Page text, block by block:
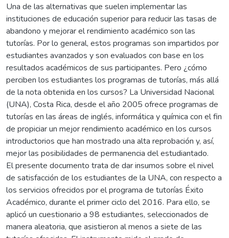
Una de las alternativas que suelen implementar las
instituciones de educación superior para reducir las tasas de
abandono y mejorar el rendimiento académico son las
tutorías. Por lo general, estos programas son impartidos por
estudiantes avanzados y son evaluados con base en los
resultados académicos de sus participantes. Pero ¿cómo
perciben los estudiantes los programas de tutorías, más allá
de la nota obtenida en los cursos? La Universidad Nacional
(UNA), Costa Rica, desde el año 2005 ofrece programas de
tutorías en las áreas de inglés, informática y química con el fin
de propiciar un mejor rendimiento académico en los cursos
introductorios que han mostrado una alta reprobación y, así,
mejor las posibilidades de permanencia del estudiantado.
El presente documento trata de dar insumos sobre el nivel
de satisfacción de los estudiantes de la UNA, con respecto a
los servicios ofrecidos por el programa de tutorías Éxito
Académico, durante el primer ciclo del 2016. Para ello, se
aplicó un cuestionario a 98 estudiantes, seleccionados de
manera aleatoria, que asistieron al menos a siete de las